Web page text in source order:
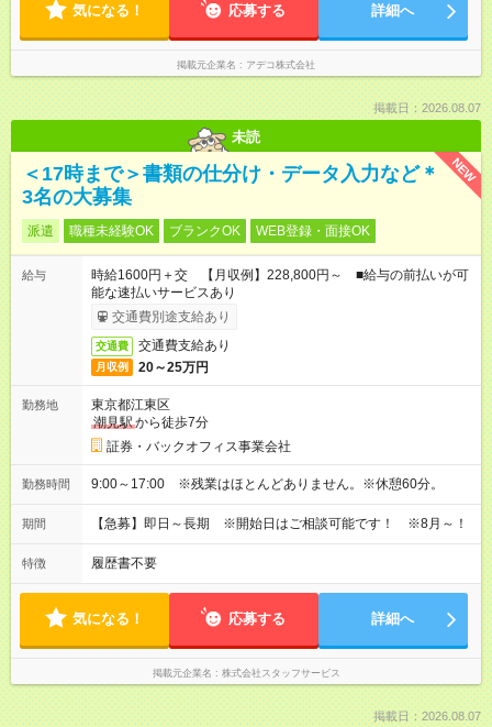
気になる！ 応募する 詳細へ
掲載元企業名 アデコ株式会社
掲載日：2026.08.07
未読
NEW
＜17時まで＞書類の仕分け・データ入力など＊
3名の大募集
派遣 職種未経験OK ブランクOK WEB登録・面接OK
給与
時給1600円＋交 【月収例】228,800円～ ■給与の前払いが可
能な速払いサービスあり
交通費別途支給あり
交通費 交通費支給あり
月収例 20～25万円
勤務地
東京都江東区
潮見駅から徒歩7分
証券・バックオフィス事業会社
勤務時間 9:00～17:00 ※残業はほとんどありません。※休憩60分。
期間 【急募】即日～長期 ※開始日はご相談可能です！ ※8月～！
特徴 履歴書不要
気になる！ 応募する 詳細へ
掲載元企業名 株式会社スタッフサービス
掲載日：2026.08.07